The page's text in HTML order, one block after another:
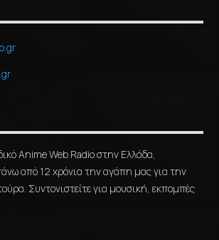
Anime Web Radio στην Ελλάδα,
από 12 χρόνια την αγάπη μας για την
Συντονιστείτε για μουσική, εκπομπές